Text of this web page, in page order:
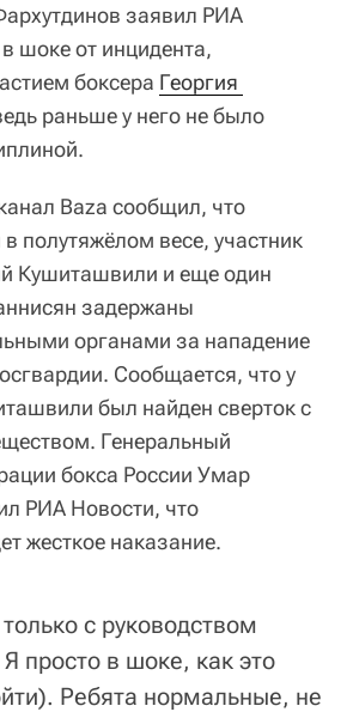
заявил РИА
шоке от инцидента,
боксера Георгия
раньше у него не было
Baza сообщил, что
полутяжёлом весе, участник
Кушиташвили и еще один
задержаны
органами за нападение
Сообщается, что у
был найден сверток с
Генеральный
бокса России Умар
РИА Новости, что
жесткое наказание.
с руководством
просто в шоке, как это
Ребята нормальные, не